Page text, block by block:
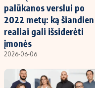
palūkanos verslui po
2022 metų: ką šiandien
realiai gali išsiderėti
įmonės
2026-06-06